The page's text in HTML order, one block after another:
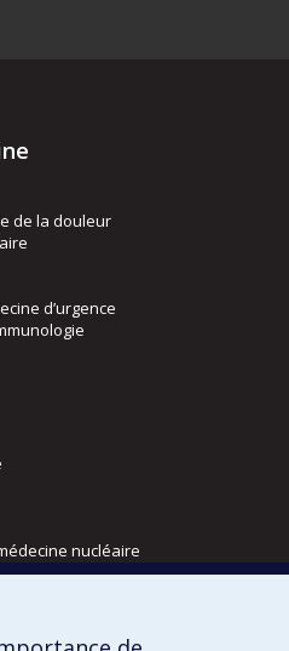
de la douleur
d’urgence
nucléaire